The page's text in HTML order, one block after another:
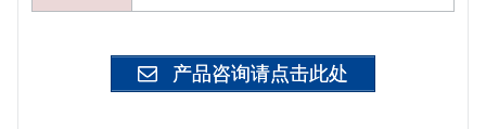
产品咨询请点击此处